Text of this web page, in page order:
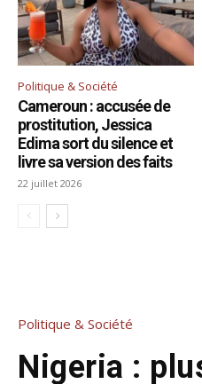
Politique & Société
Cameroun : accusée de
prostitution, Jessica
Edima sort du silence et
livre sa version des faits
22 juillet 2026